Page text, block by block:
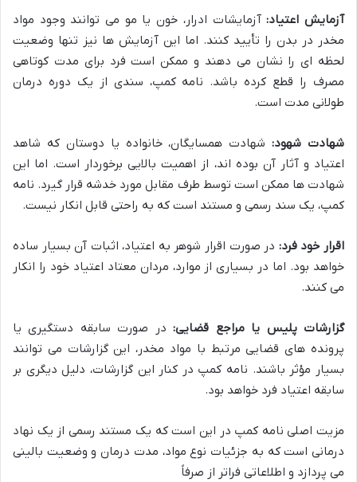
آزمایش اعتیاد:آزمایشات ادرار، خون یا مو می توانند وجود مواد
مخدر در بدن را تأیید کنند. اما این آزمایش ها نیز تنها وضعیت
لحظه ای را نشان می دهند و ممکن است فرد برای مدت کوتاهی
مصرف را قطع کرده باشد. نامه کمپ، سندی از یک دوره درمان
طولانی مدت است.
شهادت شهود:شهادت همسایگان، خانواده یا دوستان که شاهد
اعتیاد و آثار آن بوده اند، از اهمیت بالایی برخوردار است. اما این
شهادت ها ممکن است توسط طرف مقابل مورد خدشه قرار گیرد. نامه
کمپ، یک سند رسمی و مستند است که به راحتی قابل انکار نیست.
اقرار خود فرد: در صورت اقرار شوهر به اعتیاد، اثبات آن بسیار ساده
خواهد بود. اما در بسیاری از موارد، مردان معتاد اعتیاد خود را انکار
می کنند.
گزارشات پلیس یا مراجع قضایی:در صورت سابقه دستگیری یا
پرونده های قضایی مرتبط با مواد مخدر، این گزارشات می توانند
بسیار مؤثر باشند. نامه کمپ در کنار این گزارشات، دلیل دیگری بر
سابقه اعتیاد فرد خواهد بود.
مزیت اصلی نامه کمپ در این است که یک مستند رسمی از یک نهاد
درمانی است که به جزئیات نوع مواد، مدت درمان و وضعیت بالینی
می پردازد و اطلاعاتی فراتر از صرفاً